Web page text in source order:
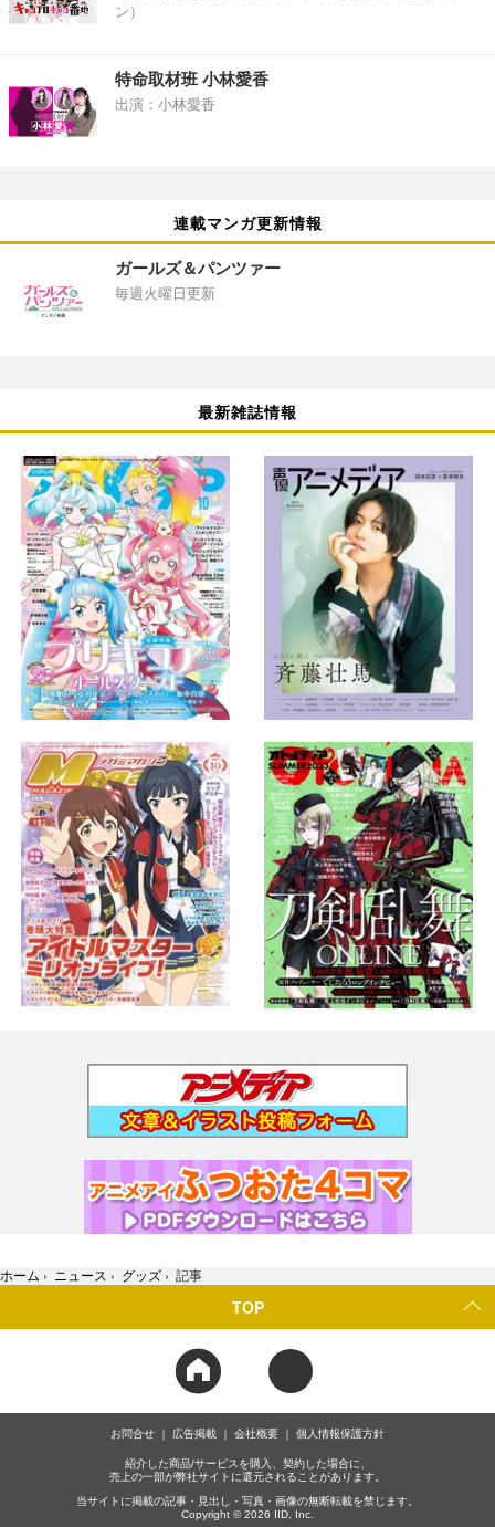
ン）
特命取材班 小林愛香
出演：小林愛香
連載マンガ更新情報
ガールズ＆パンツァー
毎週火曜日更新
最新雑誌情報
ホーム › ニュース › グッズ › 記事
TOP
お問合せ 広告掲載 会社概要 個人情報保護方針
紹介した商品/サービスを購入、契約した場合に、
売上の一部が弊社サイトに還元されることがあります。
当サイトに掲載の記事・見出し・写真・画像の無断転載を禁じます。
Copyright © 2026 IID, Inc.